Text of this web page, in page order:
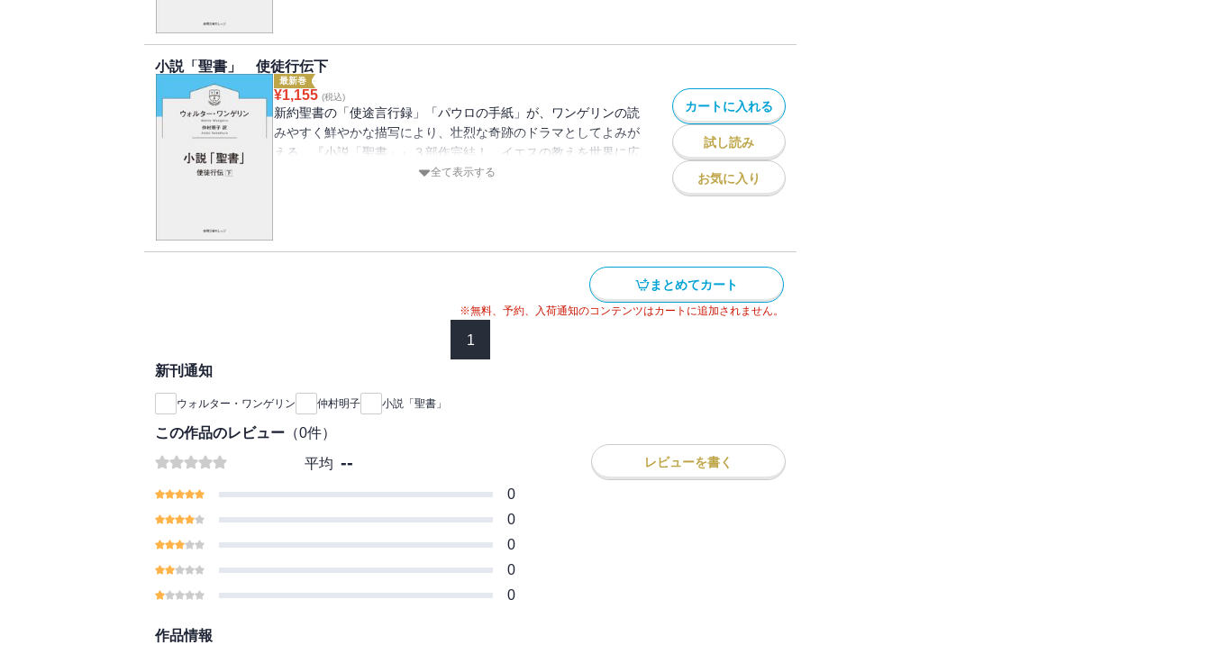
小説「聖書」 使徒行伝下
最新巻
¥1,155 (税込)
新約聖書の「使途言行録」「パウロの手紙」が、ワンゲリンの読
みやすく鮮やかな描写により、壮烈な奇跡のドラマとしてよみが
える。『小説「聖書」』３部作完結！ イエスの教えを世界に広
めようとするパウロは、いよいよローマの地にたどり着く。それ
全て表示する
カートに入れる
試し読み
お気に入り
まとめてカート
※無料、予約、入荷通知のコンテンツはカートに追加されません。
1
新刊通知
ウォルター・ワンゲリン 仲村明子 小説「聖書」
この作品のレビュー （0件）
平均 -- レビューを書く
0
0
0
0
0
作品情報